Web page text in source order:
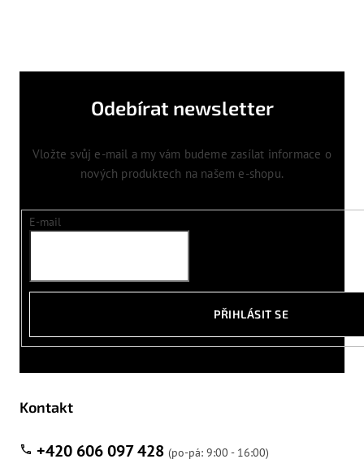
Odebírat newsletter
Vložte svůj e-mail a my vám budeme zasílat informace o
nových produktech na našem e-shopu.
E-mail
PŘIHLÁSIT SE
Kontakt
+420 606 097 428